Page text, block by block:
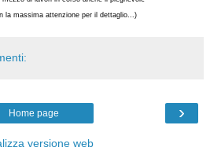
la massima attenzione per il dettaglio...)
›
Home page
versione web